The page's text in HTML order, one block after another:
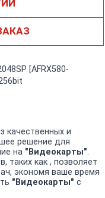
[AFRX580-
качественных и
решение для
на "Видеокарты".
таких как , позволяет
экономя ваше время
"Видеокарты" с